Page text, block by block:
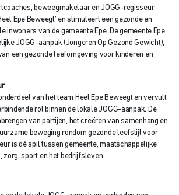
beweegmakelaar en JOGG-regisseur
Epe Beweegt’ en stimuleert een gezonde en
inwoners van de gemeente Epe. De gemeente Epe
JOGG-aanpak (Jongeren Op Gezond Gewicht),
een gezonde leefomgeving voor kinderen en
van het team Heel Epe Beweegt en vervult
rol binnen de lokale JOGG-aanpak. De
van partijen, het creëren van samenhang en
beweging rondom gezonde leefstijl voor
is dé spil tussen gemeente, maatschappelijke
zorg, sport en het bedrijfsleven.